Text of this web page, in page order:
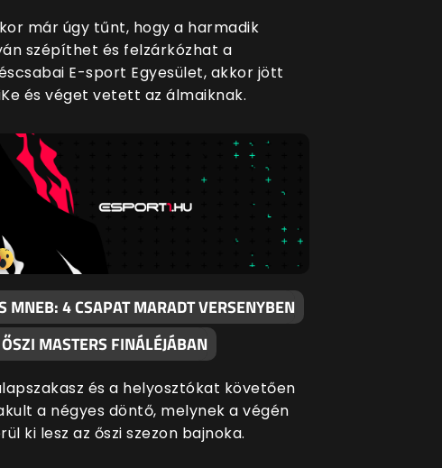
már úgy tűnt, hogy a harmadik
szépíthet és felzárkózhat a
E-sport Egyesület, akkor jött
és véget vetett az álmaiknak.
MNEB: 4 CSAPAT MARADT VERSENYBEN
MASTERS FINÁLÉJÁBAN
és a helyosztókat követően
a négyes döntő, melynek a végén
ki lesz az őszi szezon bajnoka.